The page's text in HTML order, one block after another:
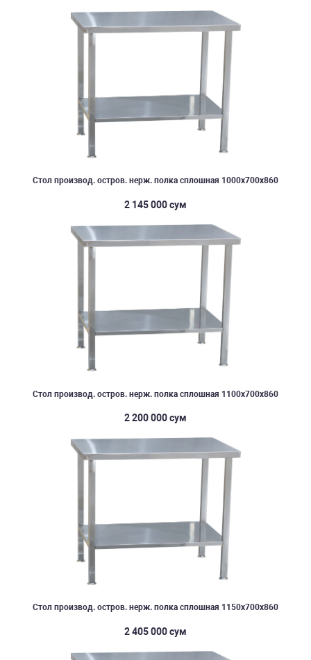
Стол производ. остров. нерж. полка сплошная 1000х700х860
2 145 000 сум
Стол производ. остров. нерж. полка сплошная 1100х700х860
2 200 000 сум
Стол производ. остров. нерж. полка сплошная 1150х700х860
2 405 000 сум